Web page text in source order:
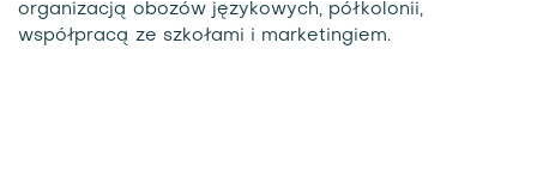
organizacją obozów językowych, półkolonii,
współpracą ze szkołami i marketingiem.